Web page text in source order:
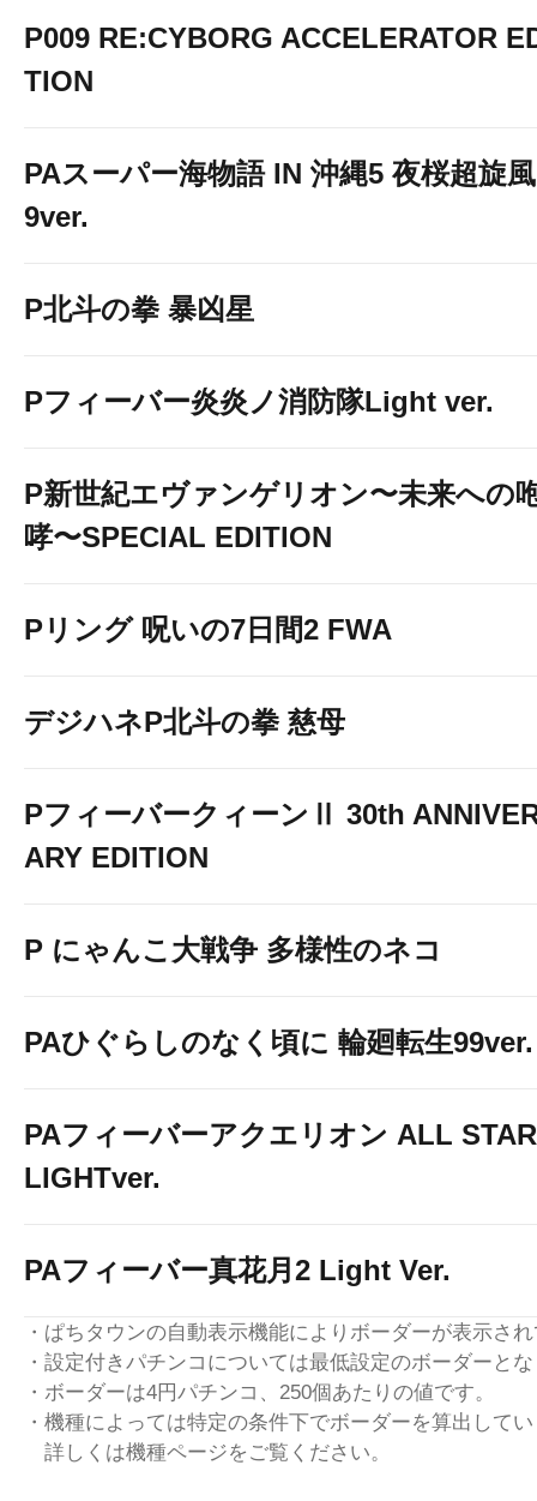
P009 RE:CYBORG ACCELERATOR
TION
PAスーパー海物語 IN 沖縄5 夜桜超旋
9ver.
P北斗の拳 暴凶星
Pフィーバー炎炎ノ消防隊Light ver.
P新世紀エヴァンゲリオン〜未来への
哮〜SPECIAL EDITION
Pリング 呪いの7日間2 FWA
デジハネP北斗の拳 慈母
PフィーバークィーンⅡ 30th
ARY EDITION
P にゃんこ大戦争 多様性のネコ
PAひぐらしのなく頃に 輪廻転生99ver.
PAフィーバーアクエリオン ALL
LIGHTver.
PAフィーバー真花月2 Light Ver.
・ぱちタウンの自動表示機能によりボーダーが表示さ
・設定付きパチンコについては最低設定のボーダーと
・ボーダーは4円パチンコ、250個あたりの値です。
・機種によっては特定の条件下でボーダーを算出して
詳しくは機種ページをご覧ください。